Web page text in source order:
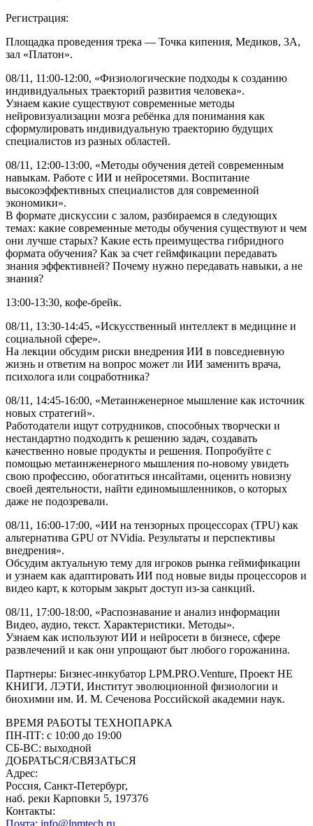
Регистрация:
Площадка проведения трека — Точка кипения, Медиков, 3А,
зал «Платон».
08/11, 11:00-12:00, «Физиологические подходы к созданию
индивидуальных траекторий развития человека».
Узнаем какие существуют современные методы
нейровизуализации мозга ребёнка для понимания как
сформулировать индивидуальную траекторию будущих
специалистов из разных областей.
08/11, 12:00-13:00, «Методы обучения детей современным
навыкам. Работе с ИИ и нейросетями. Воспитание
высокоэффективных специалистов для современной
экономики».
В формате дискуссии с залом, разбираемся в следующих
темах: какие современные методы обучения существуют и чем
они лучше старых? Какие есть преимущества гибридного
формата обучения? Как за счет геймфикации передавать
знания эффективней? Почему нужно передавать навыки, а не
знания?
13:00-13:30, кофе-брейк.
08/11, 13:30-14:45, «Искусственный интеллект в медицине и
социальной сфере».
На лекции обсудим риски внедрения ИИ в повседневную
жизнь и ответим на вопрос может ли ИИ заменить врача,
психолога или соцработника?
08/11, 14:45-16:00, «Метаинженерное мышление как источник
новых стратегий».
Работодатели ищут сотрудников, способных творчески и
нестандартно подходить к решению задач, создавать
качественно новые продукты и решения. Попробуйте с
помощью метаинженерного мышления по-новому увидеть
свою профессию, обогатиться инсайтами, оценить новизну
своей деятельности, найти единомышленников, о которых
даже не подозревали.
08/11, 16:00-17:00, «ИИ на тензорных процессорах (TPU) как
альтернатива GPU от NVidia. Результаты и перспективы
внедрения».
Обсудим актуальную тему для игроков рынка геймификации
и узнаем как адаптировать ИИ под новые виды процессоров и
видео карт, к которым закрыт доступ из-за санкций.
08/11, 17:00-18:00, «Распознавание и анализ информации
Видео, аудио, текст. Характеристики. Методы».
Узнаем как используют ИИ и нейросети в бизнесе, сфере
развлечений и как они упрощают быт любого горожанина.
Партнеры: Бизнес-инкубатор LPM.PRO.Venture, Проект НЕ
КНИГИ, ЛЭТИ, Институт эволюционной физиологии и
биохимии им. И. М. Сеченова Российской академии наук.
ВРЕМЯ РАБОТЫ ТЕХНОПАРКА
ПН-ПТ: с 10:00 до 19:00
CБ-ВС: выходной
ДОБРАТЬСЯ/СВЯЗАТЬСЯ
Адрес:
Россия, Санкт-Петербург,
наб. реки Карповки 5, 197376
Контакты: